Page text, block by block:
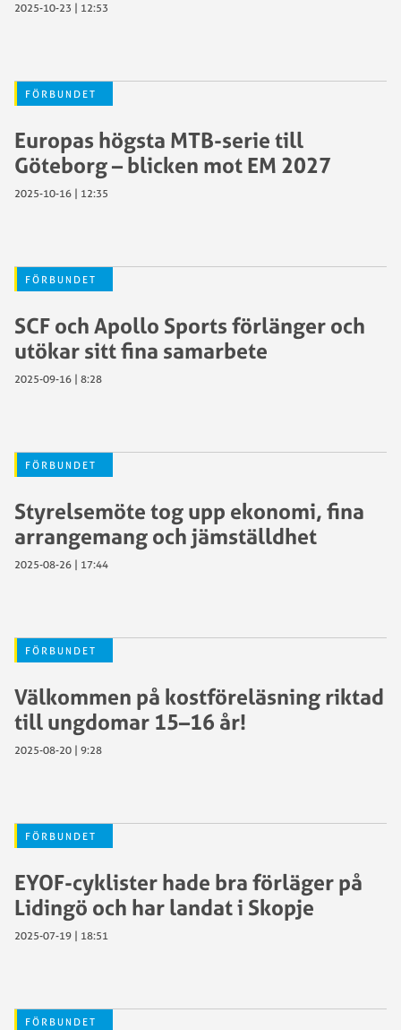
2025-10-23 | 12:53
FÖRBUNDET
Europas högsta MTB-serie till
Göteborg – blicken mot EM 2027
2025-10-16 | 12:35
FÖRBUNDET
SCF och Apollo Sports förlänger och
utökar sitt fina samarbete
2025-09-16 | 8:28
FÖRBUNDET
Styrelsemöte tog upp ekonomi, fina
arrangemang och jämställdhet
2025-08-26 | 17:44
FÖRBUNDET
Välkommen på kostföreläsning riktad
till ungdomar 15–16 år!
2025-08-20 | 9:28
FÖRBUNDET
EYOF-cyklister hade bra förläger på
Lidingö och har landat i Skopje
2025-07-19 | 18:51
FÖRBUNDET